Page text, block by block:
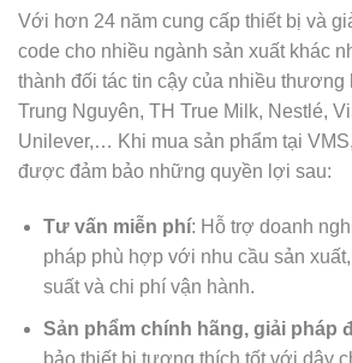
Với hơn 24 năm cung cấp thiết bị và
code cho nhiều ngành sản xuất khác
thành đối tác tin cậy của nhiều
Trung Nguyên, TH True Milk, Nestlé,
Unilever,… Khi mua sản phẩm tại
được đảm bảo những quyền lợi sau:
Tư vấn miễn phí: Hỗ trợ doanh
pháp phù hợp với nhu cầu sản
suất và chi phí vận hành.
Sản phẩm chính hãng, giải pháp
bảo thiết bị tương thích tốt với dây